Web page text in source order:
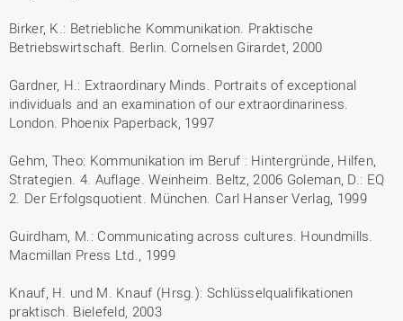
Birker, K.: Betriebliche Kommunikation. Praktische
Betriebswirtschaft. Berlin. Cornelsen Girardet, 2000
Gardner, H.: Extraordinary Minds. Portraits of exceptional
individuals and an examination of our extraordinariness.
London. Phoenix Paperback, 1997
Gehm, Theo: Kommunikation im Beruf : Hintergründe, Hilfen,
Strategien. 4. Auflage. Weinheim. Beltz, 2006 Goleman, D.: EQ
2. Der Erfolgsquotient. München. Carl Hanser Verlag, 1999
Guirdham, M.: Communicating across cultures. Houndmills.
Macmillan Press Ltd., 1999
Knauf, H. und M. Knauf (Hrsg.): Schlüsselqualifikationen
praktisch. Bielefeld, 2003